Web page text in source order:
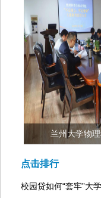
兰州大学物
点击排行
校园贷如何“套牢”大